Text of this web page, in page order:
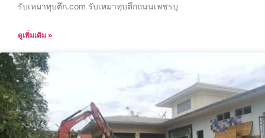
รับเหมาทุบตึก.com รับเหมาทุบตึกถนนเพชรบุ
ดูเพิ่มเติม »